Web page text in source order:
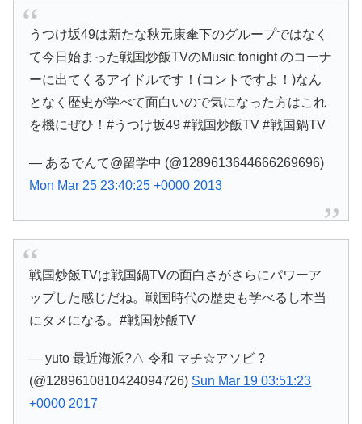
うつけ坂49は新たな秋元康傘下のグループではなく
て今日始まった戦国炒飯TVのMusic tonight のコーナ
ーに出てくるアイドルです！(コントですよ！)なん
となく歴史が学べて面白いので気になった方はこれ
を機にぜひ！#うつけ坂49 #戦国炒飯TV #戦国鍋TV
— あるでんて@留学中 (@1289613644666269696)
Mon Mar 25 23:40:25 +0000 2013
戦国炒飯TVは戦国鍋TVの面白さがさらにパワーア
ップした感じだね。戦国時代の歴史も学べるし本当
にタメになる。#戦国炒飯TV
— yuto 最近海派?△ 令和 マチ☆アソビ ?
(@1289610810424094726) Sun Mar 19 03:51:23
+0000 2017